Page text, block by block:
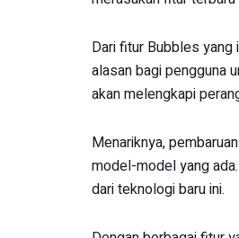
Dari fitur Bubbles yang
alasan bagi pengguna
akan melengkapi
Menariknya,
model-model yang
dari teknologi baru ini.